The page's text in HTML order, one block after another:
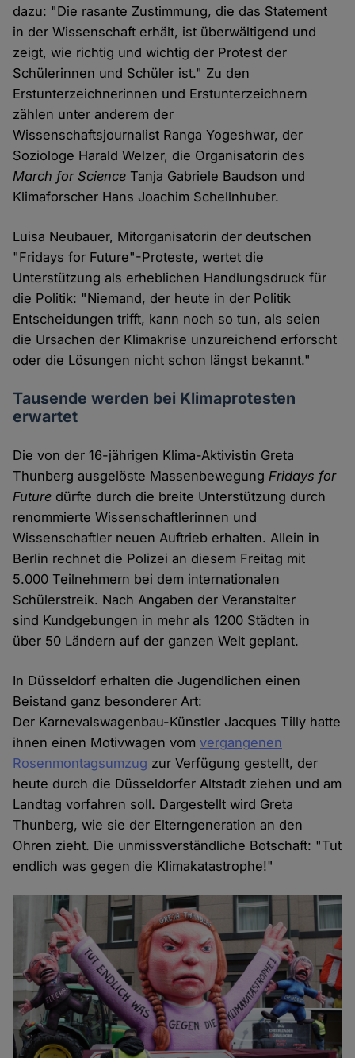
dazu: "Die rasante Zustimmung, die das Statement
in der Wissenschaft erhält, ist überwältigend und
zeigt, wie richtig und wichtig der Protest der
Schülerinnen und Schüler ist." Zu den
Erstunterzeichnerinnen und Erstunterzeichnern
zählen unter anderem der
Wissenschaftsjournalist Ranga Yogeshwar, der
Soziologe Harald Welzer, die Organisatorin des
March for Science Tanja Gabriele Baudson und
Klimaforscher Hans Joachim Schellnhuber.
Luisa Neubauer, Mitorganisatorin der deutschen
"Fridays for Future"-Proteste, wertet die
Unterstützung als erheblichen Handlungsdruck für
die Politik: "Niemand, der heute in der Politik
Entscheidungen trifft, kann noch so tun, als seien
die Ursachen der Klimakrise unzureichend erforscht
oder die Lösungen nicht schon längst bekannt."
Tausende werden bei Klimaprotesten
erwartet
Die von der 16-jährigen Klima-Aktivistin Greta
Thunberg ausgelöste MassenbewegungFridays for
Future dürfte durch die breite Unterstützung durch
renommierte Wissenschaftlerinnen und
Wissenschaftler neuen Auftrieb erhalten. Allein in
Berlin rechnet die Polizei an diesem Freitag mit
5.000 Teilnehmern bei dem internationalen
Schülerstreik. Nach Angaben der Veranstalter
sind Kundgebungen in mehr als 1200 Städten in
über 50 Ländern auf der ganzen Welt geplant.
In Düsseldorf erhalten die Jugendlichen einen
Beistand ganz besonderer Art:
Der Karnevalswagenbau-Künstler Jacques Tilly hatte
ihnen einen Motivwagen vomvergangenen
Rosenmontagsumzug zur Verfügung gestellt, der
heute durch die Düsseldorfer Altstadt ziehen und am
Landtag vorfahren soll. Dargestellt wird Greta
Thunberg, wie sie der Elterngeneration an den
Ohren zieht. Die unmissverständliche Botschaft: "Tut
endlich was gegen die Klimakatastrophe!"